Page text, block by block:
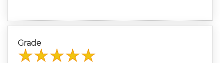
Grade